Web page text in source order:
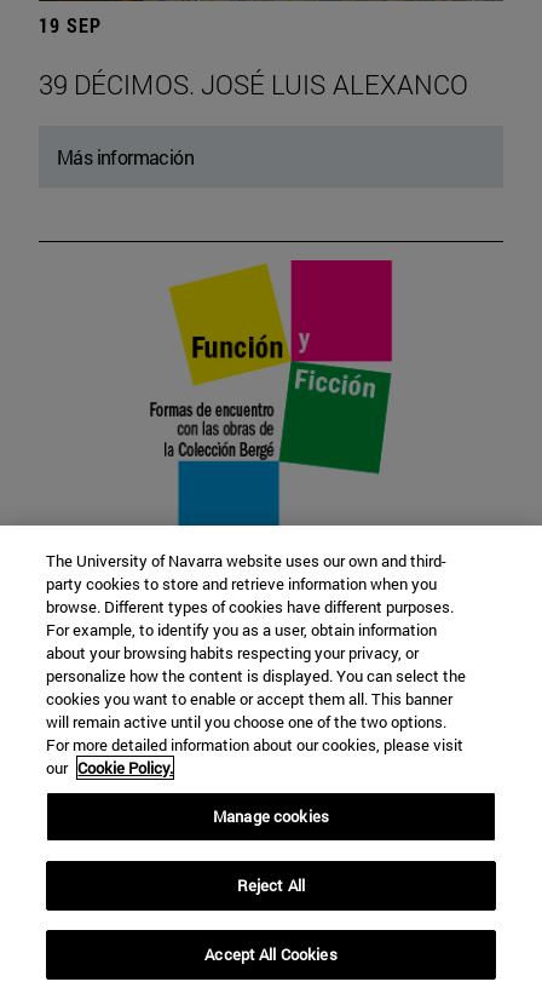
19 SEP
39 DÉCIMOS. JOSÉ LUIS ALEXANCO
Más información
22 SEP
FUNCIÓN Y FICCIÓN. Varios artistas
Más información
The University of Navarra website uses our own and third-
party cookies to store and retrieve information when you
browse. Different types of cookies have different purposes.
For example, to identify you as a user, obtain information
about your browsing habits respecting your privacy, or
personalize how the content is displayed. You can select the
cookies you want to enable or accept them all. This banner
will remain active until you choose one of the two options.
For more detailed information about our cookies, please visit
our Cookie Policy.
Manage cookies
Reject All
Accept All Cookies